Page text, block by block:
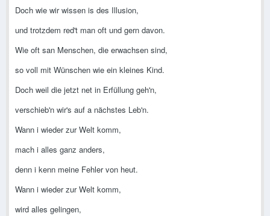
Doch wie wir wissen is des Illusion,
und trotzdem red't man oft und gern davon.
Wie oft san Menschen, die erwachsen sind,
so voll mit Wünschen wie ein kleines Kind.
Doch weil die jetzt net in Erfüllung geh'n,
verschieb'n wir's auf a nächstes Leb'n.
Wann i wieder zur Welt komm,
mach i alles ganz anders,
denn i kenn meine Fehler von heut.
Wann i wieder zur Welt komm,
wird alles gelingen,